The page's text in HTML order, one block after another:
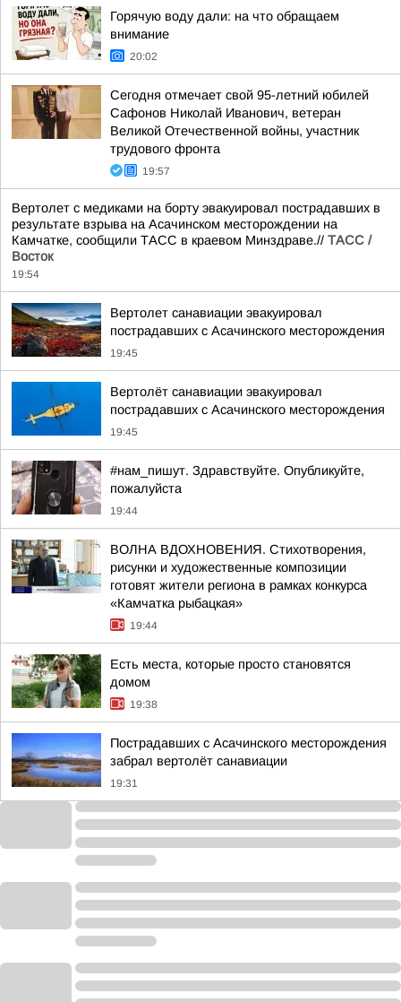
Горячую воду дали: на что обращаем
внимание
20:02
Сегодня отмечает свой 95-летний юбилей
Сафонов Николай Иванович, ветеран
Великой Отечественной войны, участник
трудового фронта
19:57
Вертолет с медиками на борту эвакуировал пострадавших в
результате взрыва на Асачинском месторождении на
Камчатке, сообщили ТАСС в краевом Минздраве.// ТАСС /
Восток
19:54
Вертолет санавиации эвакуировал
пострадавших с Асачинского месторождения
19:45
Вертолёт санавиации эвакуировал
пострадавших с Асачинского месторождения
19:45
#нам_пишут. Здравствуйте. Опубликуйте,
пожалуйста
19:44
ВОЛНА ВДОХНОВЕНИЯ. Стихотворения,
рисунки и художественные композиции
готовят жители региона в рамках конкурса
«Камчатка рыбацкая»
19:44
Есть места, которые просто становятся
домом
19:38
Пострадавших с Асачинского месторождения
забрал вертолёт санавиации
19:31